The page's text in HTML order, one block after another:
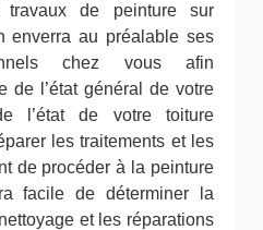
travaux de peinture sur
enverra au préalable ses
chez vous afin
de l’état général de votre
l’état de votre toiture
les traitements et les
de procéder à la peinture
facile de déterminer la
et les réparations